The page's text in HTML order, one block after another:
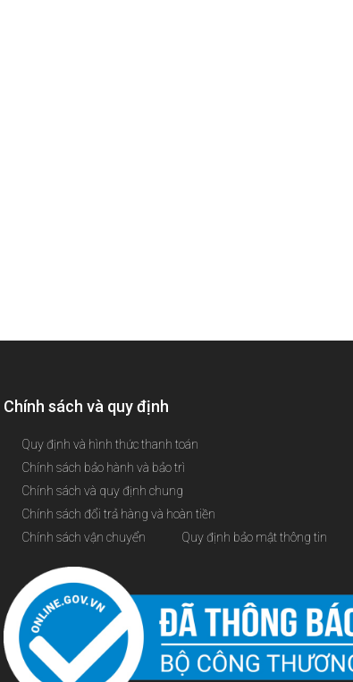
Chính sách và quy định
Quy định và hình thức thanh toán
Chính sách bảo hành và bảo trì
Chính sách và quy định chung
Chính sách đổi trả hàng và hoàn tiền
Chính sách vận chuyển
Quy định bảo mật thông tin